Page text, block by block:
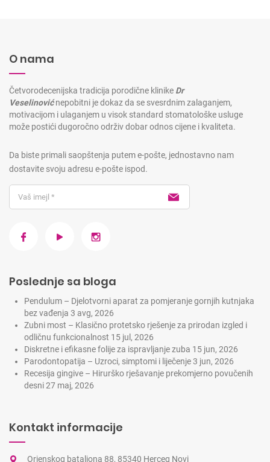
O nama
Četvorodecenijska tradicija porodične klinike Dr
Veselinovićnepobitni je dokaz da se svesrdnim zalaganjem,
motivacijom i ulaganjem u visok standard stomatološke usluge
može postići dugoročno održiv dobar odnos cijene i kvaliteta.
Da biste primali saopštenja putem e-pošte, jednostavno nam
dostavite svoju adresu e-pošte ispod.
Poslednje sa bloga
Pendulum – Djelotvorni aparat za pomjeranje gornjih kutnjaka
bez vađenja 3 avg, 2026
Zubni most – Klasično protetsko rješenje za prirodan izgled i
odličnu funkcionalnost 15 jul, 2026
Diskretne i efikasne folije za ispravljanje zuba 15 jun, 2026
Parodontopatija – Uzroci, simptomi i liječenje3 jun, 2026
Recesija gingive – Hirurško rješavanje prekomjerno povučenih
desni27 maj, 2026
Kontakt informacije
Orjenskog bataljona 88, 85340 Herceg Novi